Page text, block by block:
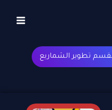
تطوير الشماريع